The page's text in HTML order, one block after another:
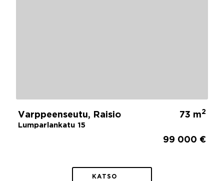
Varppeenseutu, Raisio
Lumparlankatu 15
73 m2
99 000 €
KATSO